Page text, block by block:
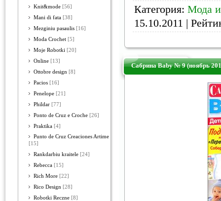
Knit&mode [56]
Mani di fata [38]
Mezginiu pasaulis [16]
Moda Crochet [5]
Moje Robotki [20]
Online [13]
Ottobre design [8]
Pacios [16]
Penelope [21]
Phildar [77]
Ponto de Cruz e Croche [26]
Praktika [4]
Punto de Cruz Creaciones Artime
[15]
Rankdarbiu kraitele [24]
Rebecca [15]
Rich More [22]
Rico Design [28]
Robotki Reczne [8]
Категория: Мода
15.10.2011 |
Сабрина Baby № 9 (ноябрь